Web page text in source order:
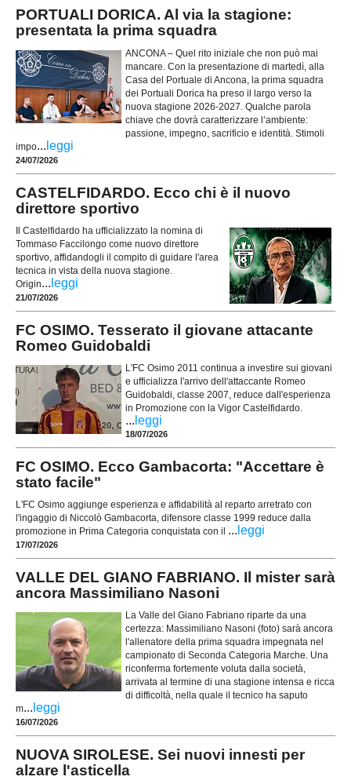
PORTUALI DORICA. Al via la stagione:
presentata la prima squadra
ANCONA – Quel rito iniziale che non può mai
mancare. Con la presentazione di martedì, alla
Casa del Portuale di Ancona, la prima squadra
dei Portuali Dorica ha preso il largo verso la
nuova stagione 2026-2027. Qualche parola
chiave che dovrà caratterizzare l’ambiente:
passione, impegno, sacrificio e identità. Stimoli
impo... leggi
24/07/2026
CASTELFIDARDO. Ecco chi è il nuovo
direttore sportivo
Il Castelfidardo ha ufficializzato la nomina di
Tommaso Faccilongo come nuovo direttore
sportivo, affidandogli il compito di guidare l'area
tecnica in vista della nuova stagione.
Origin... leggi
21/07/2026
FC OSIMO. Tesserato il giovane attacante
Romeo Guidobaldi
L'FC Osimo 2011 continua a investire sui giovani
e ufficializza l'arrivo dell'attaccante Romeo
Guidobaldi, classe 2007, reduce dall'esperienza
in Promozione con la Vigor Castelfidardo.
... leggi
18/07/2026
FC OSIMO. Ecco Gambacorta: "Accettare è
stato facile"
L'FC Osimo aggiunge esperienza e affidabilità al reparto arretrato con
l'ingaggio di Niccolò Gambacorta, difensore classe 1999 reduce dalla
promozione in Prima Categoria conquistata con il ... leggi
17/07/2026
VALLE DEL GIANO FABRIANO. Il mister sarà
ancora Massimiliano Nasoni
La Valle del Giano Fabriano riparte da una
certezza: Massimiliano Nasoni (foto) sarà ancora
l'allenatore della prima squadra impegnata nel
campionato di Seconda Categoria Marche. Una
riconferma fortemente voluta dalla società,
arrivata al termine di una stagione intensa e ricca
di difficoltà, nella quale il tecnico ha saputo
m... leggi
16/07/2026
NUOVA SIROLESE. Sei nuovi innesti per
alzare l'asticella